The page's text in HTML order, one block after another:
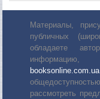
Материалы,
публичных
обладаете
booksonline.com.ua
рассмотреть